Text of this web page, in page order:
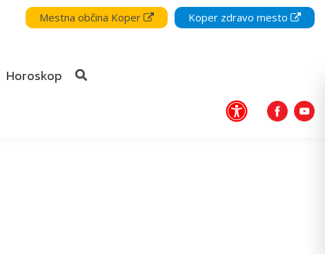
Mestna občina Koper Koper zdravo mesto
Horoskop